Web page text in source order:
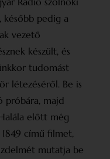
pedig a
vezető
készült, és
tudomást
létezéséről. Be is
próbára, majd
előtt még
című filmet,
mutatja be